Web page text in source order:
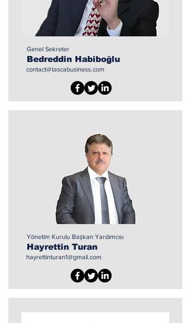
Genel Sekreter
Bedreddin Habiboğlu
contact@tascabusiness.com
Yönetim Kurulu Başkan Yardımcısı
Hayrettin Turan
hayrettinturan1@gmail.com